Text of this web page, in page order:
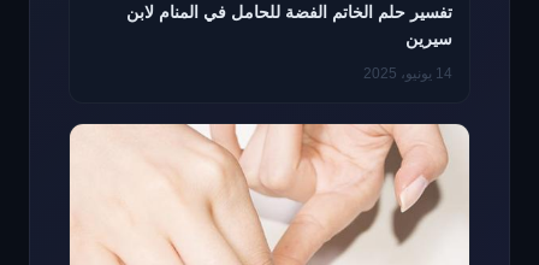
تفسير حلم الخاتم الفضة للحامل في المنام لابن
سيرين
14 يونيو، 2025